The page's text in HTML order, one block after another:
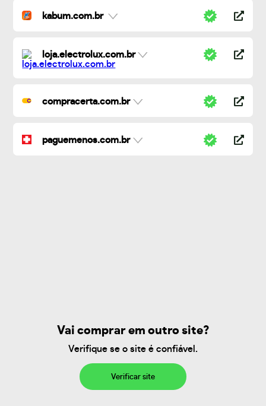
kabum.com.br
loja.electrolux.com.br
compracerta.com.br
paguemenos.com.br
Vai comprar em outro site?
Verifique se o site é confiável.
Verificar site